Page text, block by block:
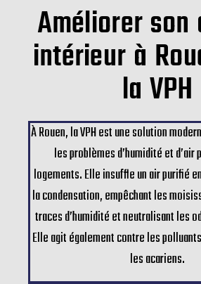
Améliorer
intérieur à
la VPH
À Rouen, la VPH est une solution
les problèmes d’humidité et d’air
logements. Elle insuffle un air purifié
la condensation, empêchant les
traces d’humidité et neutralisant les
Elle agit également contre les
les acariens.